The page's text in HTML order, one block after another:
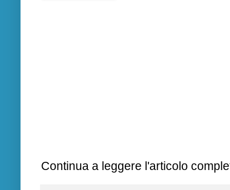
Continua a leggere l'articolo